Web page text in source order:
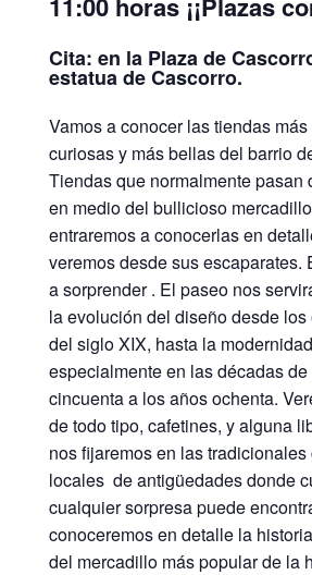
Cita: en la Plaza de
estatua de Cascorro.
Vamos a conocer las tiendas
curiosas y más bellas del barrio
Tiendas que normalmente pasan
en medio del bullicioso
entraremos a conocerlas en
veremos desde sus escaparates.
a sorprender . El paseo nos
la evolución del diseño desde
del siglo XIX, hasta la
especialmente en las décadas
cincuenta a los años ochenta.
de todo tipo, cafetines, y alguna
nos fijaremos en las
locales de antigüedades donde
cualquier sorpresa puede
conoceremos en detalle la
del mercadillo más popular de la